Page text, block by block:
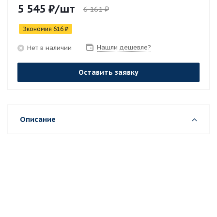
5 545 ₽/шт 6 161₽
Экономия 616 ₽
Нет в наличии Нашли дешевле?
Оставить заявку
Описание